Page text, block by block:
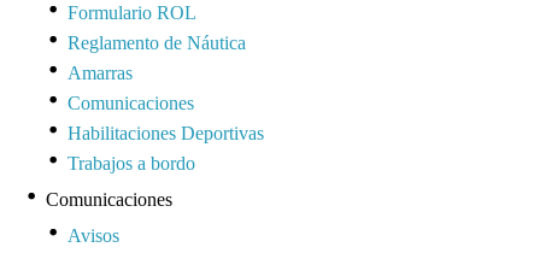
Formulario ROL
Reglamento de Náutica
Amarras
Comunicaciones
Habilitaciones Deportivas
Trabajos a bordo
Comunicaciones
Avisos